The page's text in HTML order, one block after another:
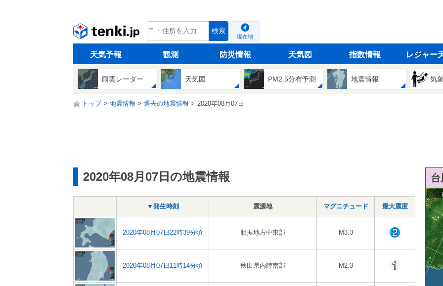
tenki.jp 検索
現在地
天気予報 観測 防災情報 天気図 指数情報 レジャー
雨雲レーダー 天気図 PM2.5分布予測 地震情報 気
トップ 地震情報 過去の地震情報 2020年08月07日
2020年08月07日の地震情報
▼発生時刻 震源地 マグニチュード 最大震度
2020年08月07日22時39分頃 胆振地方中東部 M3.3
2020年08月07日11時14分頃 秋田県内陸南部 M2.3